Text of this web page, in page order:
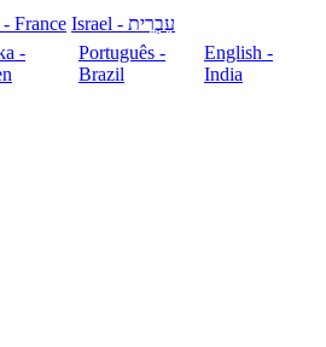
France
עִבְרִית - Israel
-
Português -
Brazil
English -
India